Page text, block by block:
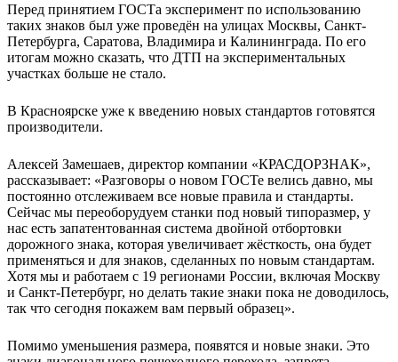
Перед принятием ГОСТа эксперимент по использованию
таких знаков был уже проведён на улицах Москвы, Санкт-
Петербурга, Саратова, Владимира и Калининграда. По его
итогам можно сказать, что ДТП на экспериментальных
участках больше не стало.
В Красноярске уже к введению новых стандартов готовятся
производители.
Алексей Замешаев, директор компании «КРАСДОРЗНАК»,
рассказывает: «Разговоры о новом ГОСТе велись давно, мы
постоянно отслеживаем все новые правила и стандарты.
Сейчас мы переоборудуем станки под новый типоразмер, у
нас есть запатентованная система двойной отбортовки
дорожного знака, которая увеличивает жёсткость, она будет
применяться и для знаков, сделанных по новым стандартам.
Хотя мы и работаем с 19 регионами России, включая Москву
и Санкт-Петербург, но делать такие знаки пока не доводилось,
так что сегодня покажем вам первый образец».
Помимо уменьшения размера, появятся и новые знаки. Это